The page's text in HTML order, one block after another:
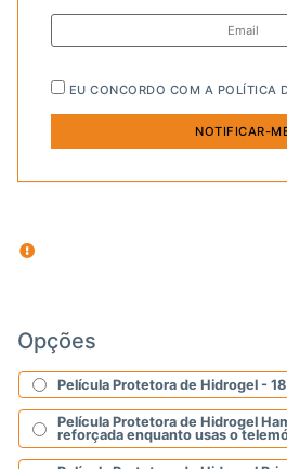
EU CONCORDO COM A POLÍTICA
Opções
Película Protetora de Hidrogel -
Película Protetora de Hidrogel
reforçada enquanto usas o